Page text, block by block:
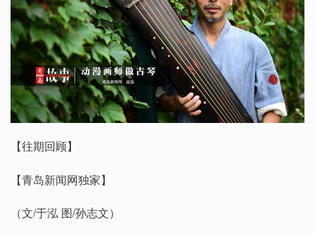
【往期回顾】
【青岛新闻网独家】
（文/于泓 图/孙志文）